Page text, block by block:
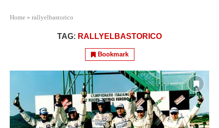
Home » rallyelbastorico
TAG: RALLYELBASTORICO
Bookmark